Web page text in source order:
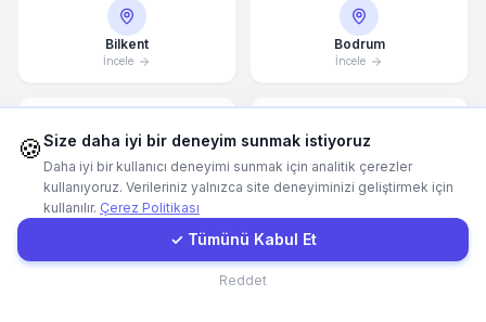
Bilkent
İncele
Bodrum
İncele
Bomonti
İncele
Bornova
İncele
İletişim Formu
🍪Size daha iyi bir deneyim sunmak istiyoruz
Daha iyi bir kullanıcı deneyimi sunmak için analitik çerezler
kullanıyoruz. Verileriniz yalnızca site deneyiminizi geliştirmek için
kullanılır. Çerez Politikası
✓ Tümünü Kabul Et
Reddet